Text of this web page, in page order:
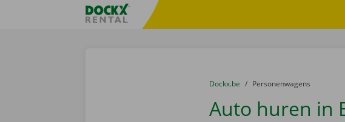
Taalselectie overslaanFratello DEMO
U bevindt zich hier:
van
Dockx.be naar
Personenwagens
Auto huren in